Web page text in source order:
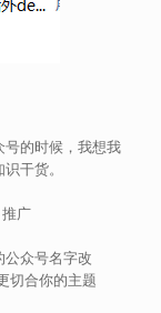
号的时候，我想我
干货。
广
公众号名字改
切合你的主题